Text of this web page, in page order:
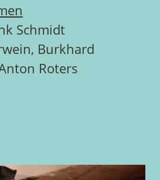
Schmidt
Burkhard
Roters